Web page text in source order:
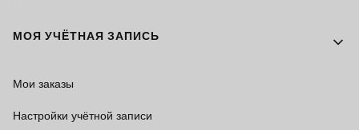
МОЯ УЧЁТНАЯ ЗАПИСЬ
Мои заказы
Настройки учётной записи